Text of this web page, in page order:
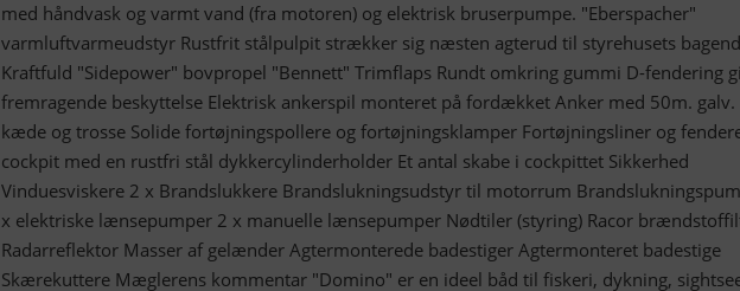
med håndvask og varmt vand (fra motoren) og elektrisk bruserpumpe. "Eberspacher"
varmluftvarmeudstyr Rustfrit stålpulpit strækker sig næsten agterud til styrehusets
Kraftfuld "Sidepower" bovpropel "Bennett" Trimflaps Rundt omkring gummi D-fendering
fremragende beskyttelse Elektrisk ankerspil monteret på fordækket Anker med 50m. galv.
kæde og trosse Solide fortøjningspollere og fortøjningsklamper Fortøjningsliner og
cockpit med en rustfri stål dykkercylinderholder Et antal skabe i cockpittet Sikkerhed
Vinduesviskere 2 x Brandslukkere Brandslukningsudstyr til motorrum
x elektriske lænsepumper 2 x manuelle lænsepumper Nødtiler (styring) Racor
Radarreflektor Masser af gelænder Agtermonterede badestiger Agtermonteret badestige
Skærekuttere Mæglerens kommentar "Domino" er en ideel båd til fiskeri, dykning,